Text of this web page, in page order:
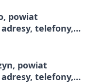
powiat
telefony,
powiat
telefony,